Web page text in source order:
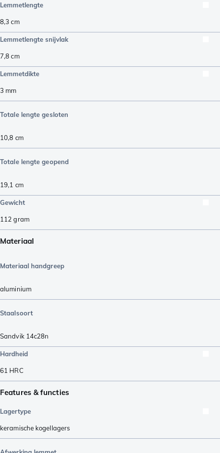
Lemmetlengte
8,3 cm
Lemmetlengte snijvlak
7,8cm
Lemmetdikte
3 mm
Totale lengte gesloten
10,8 cm
Totale lengte geopend
19,1 cm
Gewicht
112 gram
Materiaal
Materiaal handgreep
aluminium
Staalsoort
Sandvik 14c28n
Hardheid
61 HRC
Features & functies
Lagertype
keramische kogellagers